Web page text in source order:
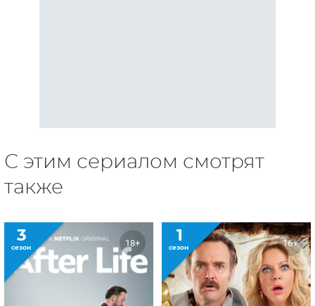
С этим сериалом смотрят
также
3
сезон 18+ 1
сезон 16+